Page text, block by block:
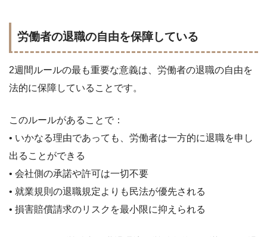
労働者の退職の自由を保障している
2週間ルールの最も重要な意義は、労働者の退職の自由を
法的に保障していることです。
このルールがあることで：
• いかなる理由であっても、労働者は一方的に退職を申し
出ることができる
• 会社側の承諾や許可は一切不要
• 就業規則の退職規定よりも民法が優先される
• 損害賠償請求のリスクを最小限に抑えられる